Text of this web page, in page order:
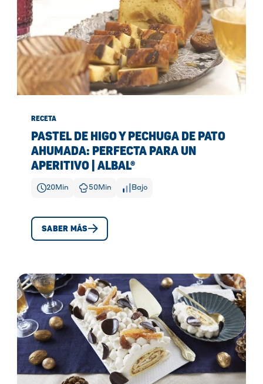
RECETA
PASTEL DE HIGO Y PECHUGA DE PATO
AHUMADA: PERFECTA PARA UN
APERITIVO | ALBAL®
20Min 50Min Bajo
SABER MÁS